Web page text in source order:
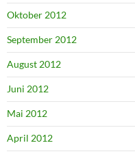
Oktober 2012
September 2012
August 2012
Juni 2012
Mai 2012
April 2012